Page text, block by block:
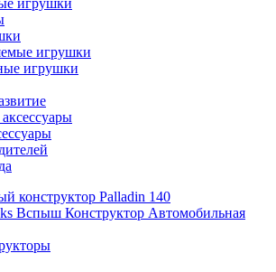
игрушки
игрушки
игрушки
конструктор Palladin 140
Вспыш Конструктор Автомобильная